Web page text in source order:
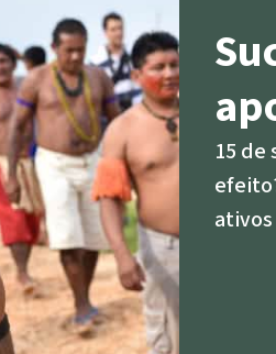
e Biocombustíveis
ambiental
15 de